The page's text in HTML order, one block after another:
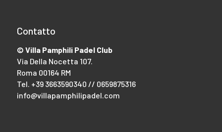
Contatto
© Villa Pamphili Padel Club
Via Della Nocetta 107.
Roma 00164 RM
Tel. +39 3663590340 // 0659875316
info@villapamphilipadel.com